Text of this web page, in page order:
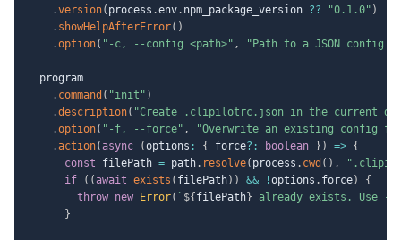
.version( process .env. npm_package_version ?? "0.1.0" )
. showHelpAfterError( )
.option( "-c, --config <path>" , "Path to a JSON config
  program
. command ( "init" )
.description( "Create .clipilotrc.json in the current
.option( "-f, --force" ,
"Overwrite an existing config
.action( async (options : { force? : boolean } ) => {
const filePath = path. resolve( process . cwd ( ) ,
if
( ( await exists ( filePath) ) && !options . force)
{
throw new Error( ` ${ filePath} already exists. Use
}